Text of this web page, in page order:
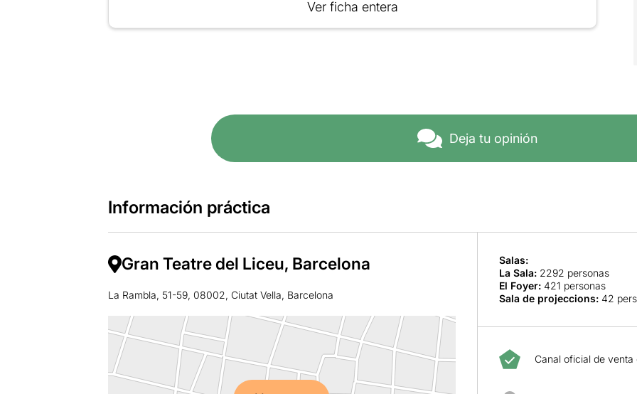
Ver ficha entera
Deja tu opinión
Información práctica
Gran Teatre del Liceu, Barcelona
La Rambla, 51-59, 08002, Ciutat Vella, Barcelona
Salas:
La Sala: 2292 personas
El Foyer: 421 personas
Sala de projeccions: 42
Canal oficial de venta